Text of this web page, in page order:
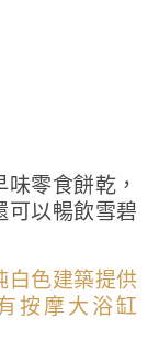
零食餅乾，
可以暢飲雪碧